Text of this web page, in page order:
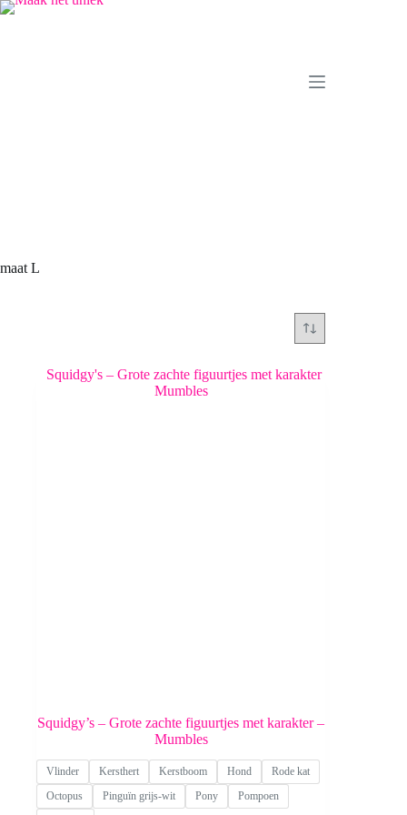
Ga
maat L
Squidgy’s – Grote zachte figuurtjes met karakter –
Mumbles
Vlinder Kersthert Kerstboom Hond
Rode kat
Octopus
Pinguïn grijs-wit Pony
Pompoen